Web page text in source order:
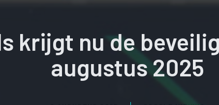
krijgt nu de
augustus 2025